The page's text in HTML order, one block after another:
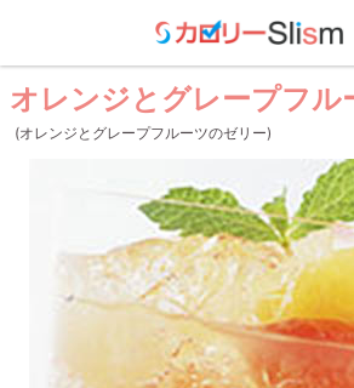
オレンジとグレープフル
(オレンジとグレープフルーツのゼリー)